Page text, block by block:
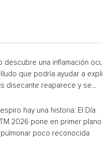
descubre una inflamación
que podría ayudar a
disecante reaparece y se...
hay una historia: El Día
2026 pone en primer plano
poco reconocida